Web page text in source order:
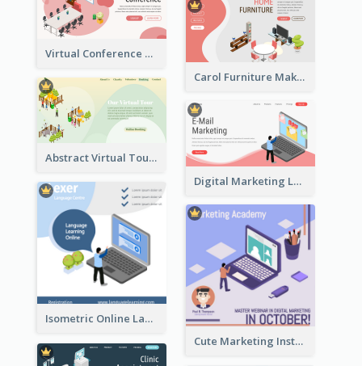
Virtual Conference Software Intro Landing Page
Carol Furniture Maker Landing Page With Isometric Display
Abstract Virtual Tour Booking Landing Page
Digital Marketing Landing Site With Interesting Isometric Graphic
Isometric Online Language Learning Instagram Pos
Cute Marketing Instagram Post With Isometric Diagram